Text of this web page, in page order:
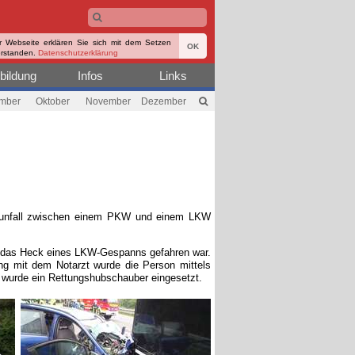
Webseite erklären Sie sich mit dem Setzen
Datenschutzerklärung
OK
Infos Links
Oktober November Dezember
zwischen einem PKW und einem LKW
Heck eines LKW-Gespanns gefahren war.
mit dem Notarzt wurde die Person mittels
ein Rettungshubschauber eingesetzt.